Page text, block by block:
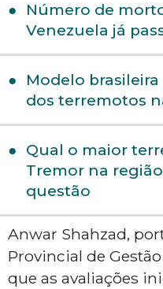
Número de
Venezuela já
Modelo
dos terremotos
Qual o maior
Tremor na
questão
Anwar Shahzad,
Provincial de
que as avaliações